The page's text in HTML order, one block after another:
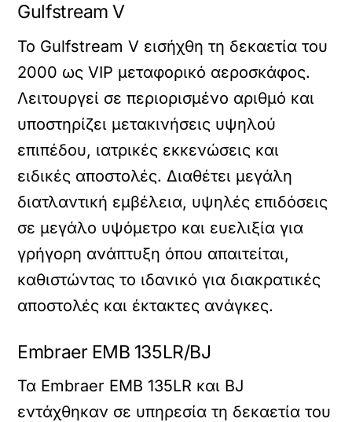
Gulfstream V
Το Gulfstream V εισήχθη τη δεκαετία του
2000 ως VIP μεταφορικό αεροσκάφος.
Λειτουργεί σε περιορισμένο αριθμό και
υποστηρίζει μετακινήσεις υψηλού
επιπέδου, ιατρικές εκκενώσεις και
ειδικές αποστολές. Διαθέτει μεγάλη
διατλαντική εμβέλεια, υψηλές επιδόσεις
σε μεγάλο υψόμετρο και ευελιξία για
γρήγορη ανάπτυξη όπου απαιτείται,
καθιστώντας το ιδανικό για διακρατικές
αποστολές και έκτακτες ανάγκες.
Embraer EMB 135LR/BJ
Τα Embraer EMB 135LR και BJ
εντάχθηκαν σε υπηρεσία τη δεκαετία του